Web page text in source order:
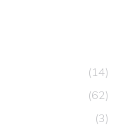
(14)
(62)
(3)